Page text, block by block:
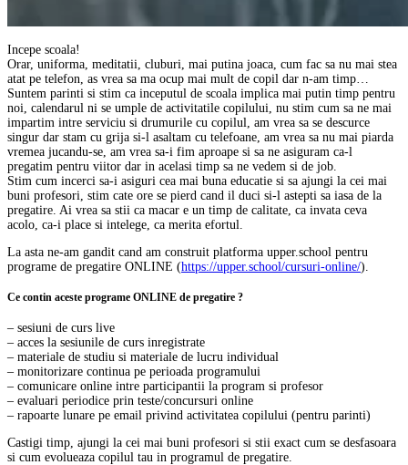
Incepe scoala!
Orar, uniforma, meditatii, cluburi, mai putina joaca, cum fac sa nu mai stea
atat pe telefon, as vrea sa ma ocup mai mult de copil dar n-am timp…
Suntem parinti si stim ca inceputul de scoala implica mai putin timp pentru
noi, calendarul ni se umple de activitatile copilului, nu stim cum sa ne mai
impartim intre serviciu si drumurile cu copilul, am vrea sa se descurce
singur dar stam cu grija si-l asaltam cu telefoane, am vrea sa nu mai piarda
vremea jucandu-se, am vrea sa-i fim aproape si sa ne asiguram ca-l
pregatim pentru viitor dar in acelasi timp sa ne vedem si de job.
Stim cum incerci sa-i asiguri cea mai buna educatie si sa ajungi la cei mai
buni profesori, stim cate ore se pierd cand il duci si-l astepti sa iasa de la
pregatire. Ai vrea sa stii ca macar e un timp de calitate, ca invata ceva
acolo, ca-i place si intelege, ca merita efortul.
La asta ne-am gandit cand am construit platforma upper.school pentru
programe de pregatire ONLINE (https://upper.school/cursuri-online/).
Ce contin aceste programe ONLINE de pregatire ?
– sesiuni de curs live
– acces la sesiunile de curs inregistrate
– materiale de studiu si materiale de lucru individual
– monitorizare continua pe perioada programului
– comunicare online intre participantii la program si profesor
– evaluari periodice prin teste/concursuri online
– rapoarte lunare pe email privind activitatea copilului (pentru parinti)
Castigi timp, ajungi la cei mai buni profesori si stii exact cum se desfasoara
si cum evolueaza copilul tau in programul de pregatire.